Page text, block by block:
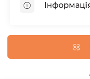
Оплата та доставка
Повернення та
Політика